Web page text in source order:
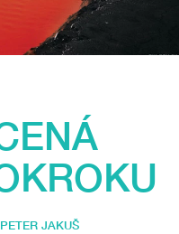
PETER JAKUŠ